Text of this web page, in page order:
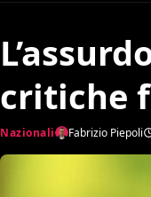
critiche
Nazionali Fabrizio Piepoli